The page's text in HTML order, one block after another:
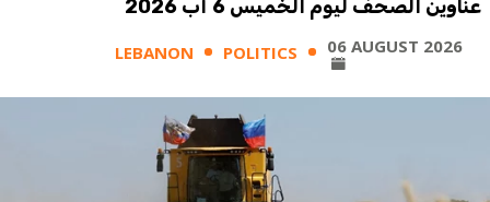
عناوين الصحف ليوم الخميس 6 آب 2026
LEBANON POLITICS 06 AUGUST 2026